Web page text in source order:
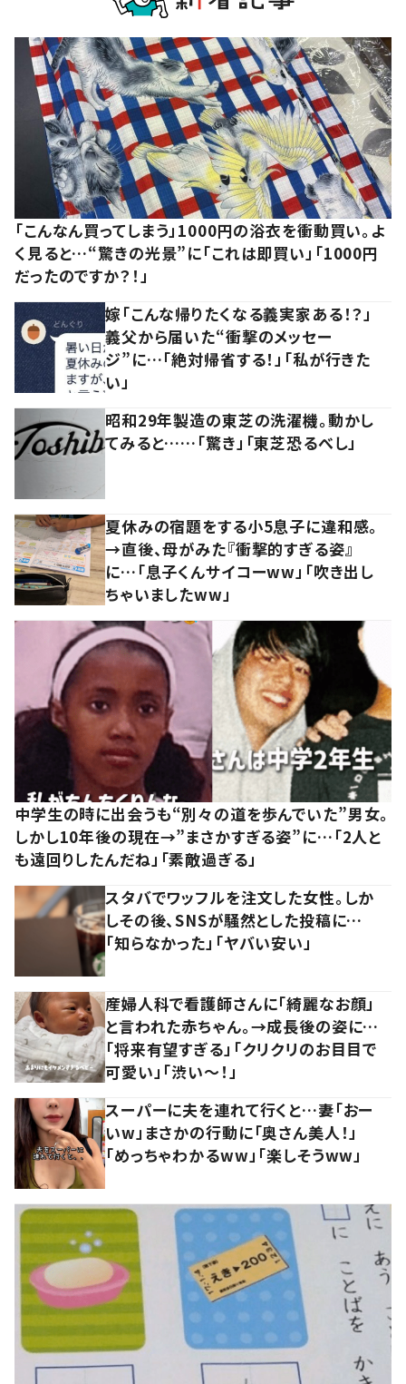
「こんなん買ってしまう」1000円の浴衣を衝動買い。よ
く見ると…“驚きの光景”に「これは即買い」「1000円
だったのですか？！」
嫁「こんな帰りたくなる義実家ある！？」
義父から届いた“衝撃のメッセー
ジ”に…「絶対帰省する！」「私が行きた
い」
昭和29年製造の東芝の洗濯機。動かし
てみると……「驚き」「東芝恐るべし」
夏休みの宿題をする小5息子に違和感。
→直後、母がみた『衝撃的すぎる姿』
に…「息子くんサイコーww」「吹き出し
ちゃいましたww」
中学生の時に出会うも“別々の道を歩んでいた”男女。
しかし10年後の現在→”まさかすぎる姿”に…「2人と
も遠回りしたんだね」「素敵過ぎる」
スタバでワッフルを注文した女性。しか
しその後、SNSが騒然とした投稿に…
「知らなかった」「ヤバい安い」
産婦人科で看護師さんに「綺麗なお顔」
と言われた赤ちゃん。→成長後の姿に…
「将来有望すぎる」「クリクリのお目目で
可愛い」「渋い～！」
スーパーに夫を連れて行くと…妻「おー
いw」まさかの行動に「奥さん美人！」
「めっちゃわかるww」「楽しそうww」